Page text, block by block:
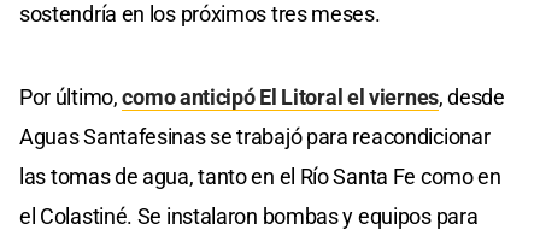
sostendría en los próximos tres meses.
Por último,como anticipó El Litoral el viernes, desde
Aguas Santafesinas se trabajó para reacondicionar
las tomas de agua, tanto en el Río Santa Fe como en
el Colastiné. Se instalaron bombas y equipos para